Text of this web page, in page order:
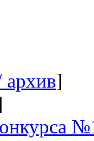
архив]